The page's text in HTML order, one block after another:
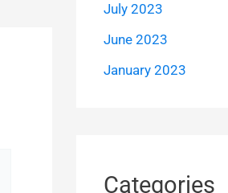
July 2023
June 2023
January 2023
Categories